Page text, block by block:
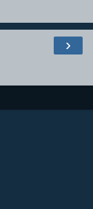
›